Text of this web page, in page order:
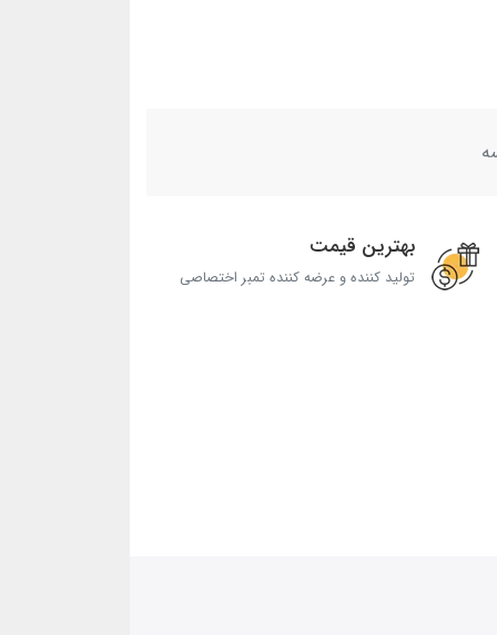
بهترین قیمت
تولید کننده و عرضه کننده تمبر اختصاصی